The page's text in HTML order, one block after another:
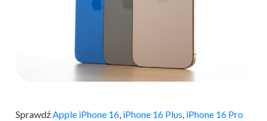
SprawdźApple iPhone 16, iPhone 16 Plus, iPhone 16 Pro